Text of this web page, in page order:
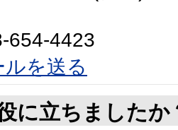
654-4423
を送る
に立ちましたか